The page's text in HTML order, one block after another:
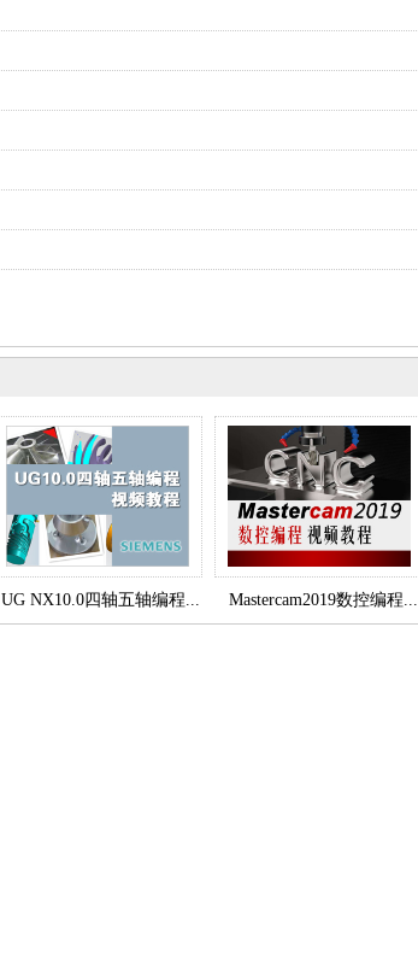
UG NX10.0四轴五轴编程... Mastercam2019数控编程...